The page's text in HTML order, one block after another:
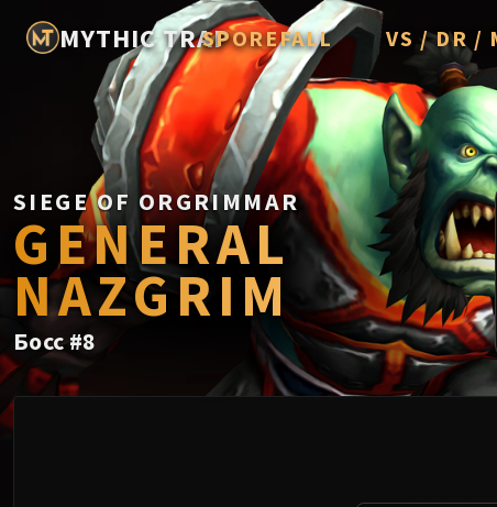
MYTHIC TRAPSPOREFALL
Rotmire
VS / DR /
Imperator
Vorasius
Vaelgor &
Fallen-King
Lightblinded
Crown of
Chimaerus
SIEGE OF ORGRIMMAR
GENERAL
NAZGRIM
Босс#8